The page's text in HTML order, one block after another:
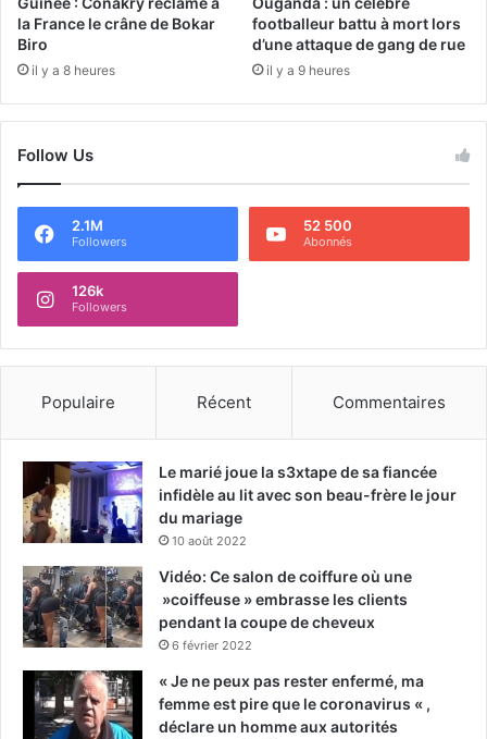
la France le crâne de Bokar
Biro
il y a 8 heures
footballeur battu à mort lors
d’une attaque de gang de rue
il y a 9 heures
Follow Us
2.1M
Followers
52 500
Abonnés
126k
Followers
Populaire Récent Commentaires
Le marié joue la s3xtape de sa fiancée
infidèle au lit avec son beau-frère le jour
du mariage
10 août 2022
Vidéo: Ce salon de coiffure où une
»coiffeuse » embrasse les clients
pendant la coupe de cheveux
6 février 2022
« Je ne peux pas rester enfermé, ma
femme est pire que le coronavirus « ,
déclare un homme aux autorités